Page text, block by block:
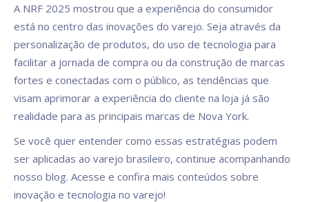
A NRF 2025 mostrou que a experiência do consumidor
está no centro das inovações do varejo. Seja através da
personalização de produtos, do uso de tecnologia para
facilitar a jornada de compra ou da construção de marcas
fortes e conectadas com o público, as tendências que
visam aprimorar a experiência do cliente na loja já são
realidade para as principais marcas de Nova York.
Se você quer entender como essas estratégias podem
ser aplicadas ao varejo brasileiro, continue acompanhando
nosso blog. Acesse e confira mais conteúdos sobre
inovação e tecnologia no varejo!